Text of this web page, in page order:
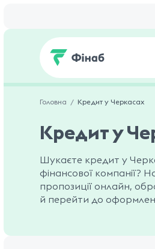
Головна Кредит у Черкасах
Кредит у
Шукаєте кредит у
фінансової компанії?
пропозиції онлайн,
й перейти до